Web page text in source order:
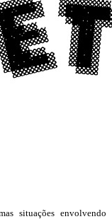
situações envolvendo